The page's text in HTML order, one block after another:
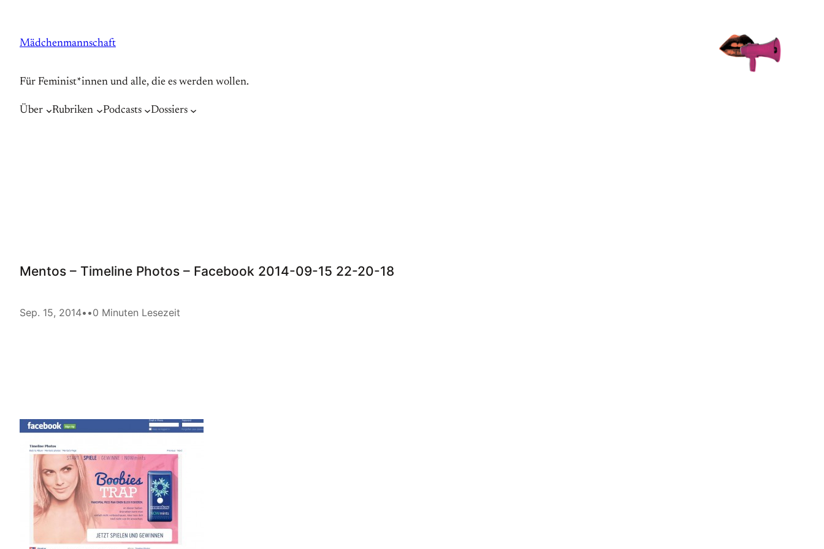
springen
Mädchenmannschaft
Für Feminist*innen und alle, die es werden wollen.
Über Rubriken Podcasts Dossiers
Mentos – Timeline Photos – Facebook 2014-09-15 22-20-18
Sep. 15, 2014• •0 Minuten Lesezeit